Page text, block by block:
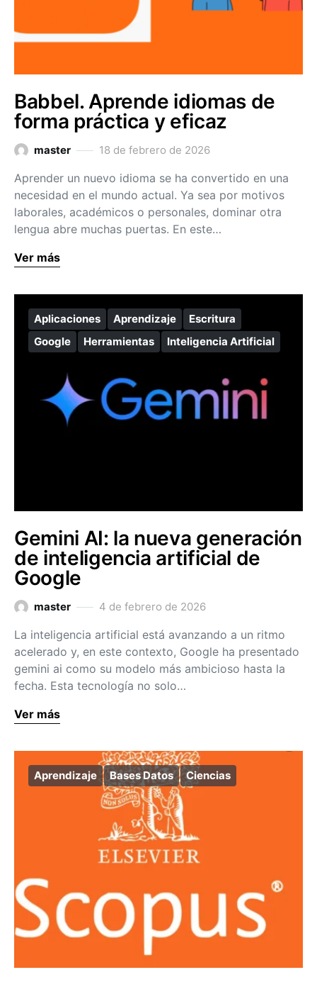
Babbel. Aprende idiomas de
forma práctica y eficaz
master 18 de febrero de 2026
Aprender un nuevo idioma se ha convertido en una
necesidad en el mundo actual. Ya sea por motivos
laborales, académicos o personales, dominar otra
lengua abre muchas puertas. En este…
Ver más
Aplicaciones Aprendizaje
Escritura
Google
Herramientas Inteligencia Artificial
Gemini AI: la nueva generación
de inteligencia artificial de
Google
master 4 de febrero de 2026
La inteligencia artificial está avanzando a un ritmo
acelerado y, en este contexto, Google ha presentado
gemini ai como su modelo más ambicioso hasta la
fecha. Esta tecnología no solo…
Ver más
Aprendizaje Bases Datos Ciencias